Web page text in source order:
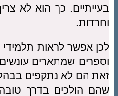
בעייתיים. כך הוא לא
וחרדות.
לכן אפשר לראות
וספרים שמתארים
זאת הם לא נתקפים
שהם הולכים בדרך